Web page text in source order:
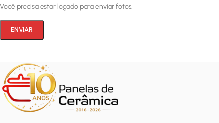
Você precisa estar logado para enviar fotos.